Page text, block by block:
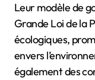
Leur modèle de
Grande Loi de la
écologiques,
envers
également des